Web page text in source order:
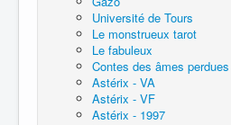
Université de Tours
Le monstrueux tarot
Le fabuleux
Contes des âmes perdues
Astérix - VA
Astérix - VF
Astérix - 1997